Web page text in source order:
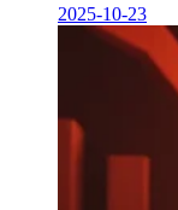
2025-10-23